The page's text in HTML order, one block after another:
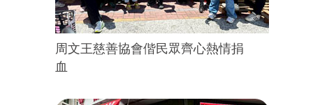
周文王慈善協會偕民眾齊心熱情捐
血